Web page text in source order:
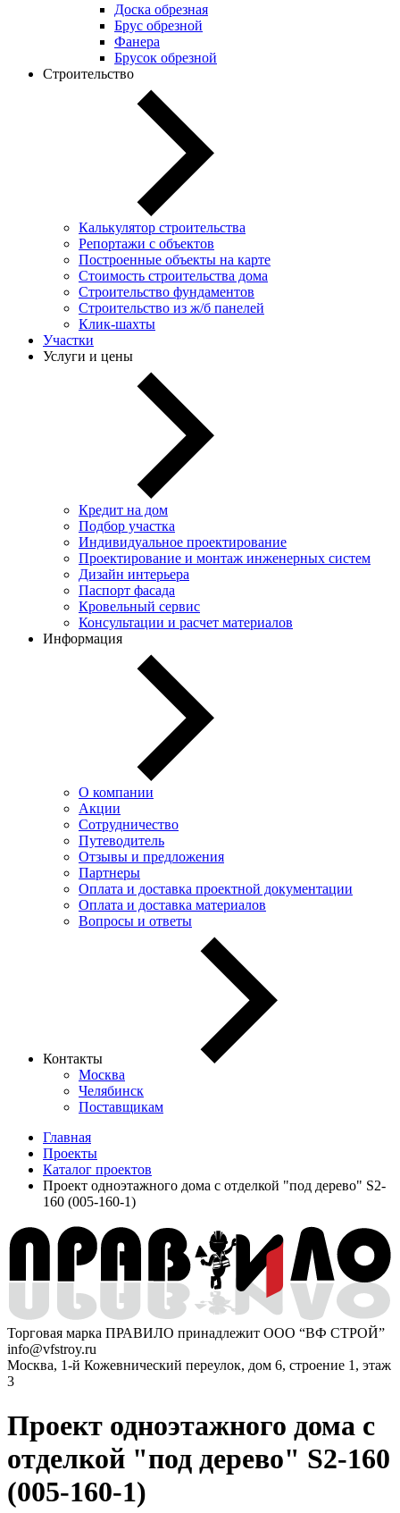
Доска обрезная
Брус обрезной
Фанера
Брусок обрезной
Строительство
Калькулятор строительства
Репортажи с объектов
Построенные объекты на карте
Стоимость строительства дома
Строительство фундаментов
Строительство из ж/б панелей
Клик-шахты
Участки
Услуги и цены
Кредит на дом
Подбор участка
Индивидуальное проектирование
Проектирование и монтаж инженерных систем
Дизайн интерьера
Паспорт фасада
Кровельный сервис
Консультации и расчет материалов
Информация
О компании
Акции
Сотрудничество
Путеводитель
Отзывы и предложения
Партнеры
Оплата и доставка проектной документации
Оплата и доставка материалов
Вопросы и ответы
Контакты
Москва
Челябинск
Поставщикам
Главная
Проекты
Каталог проектов
Проект одноэтажного дома с отделкой "под дерево" S2-
160 (005-160-1)
Торговая марка ПРАВИЛО принадлежит ООО “ВФ СТРОЙ”
info@vfstroy.ru
Москва, 1-й Кожевнический переулок, дом 6, строение 1, этаж
3
Проект одноэтажного дома с
отделкой "под дерево" S2-160
(005-160-1)